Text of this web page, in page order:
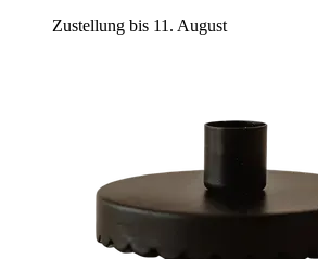
Zustellung bis 11. August